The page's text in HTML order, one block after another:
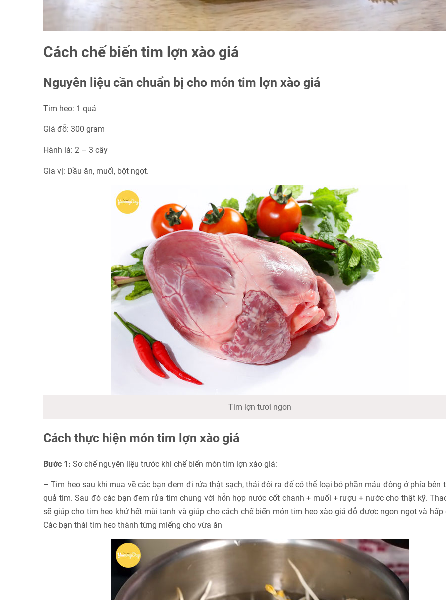
Cách chế biến tim lợn xào giá
Nguyên liệu cần chuẩn bị cho món tim lợn xào giá
Tim heo: 1 quả
Giá đỗ: 300 gram
Hành lá: 2 – 3 cây
Gia vị: Dầu ăn, muối, bột ngọt.
Tim lợn tươi ngon
Cách thực hiện món tim lợn xào giá
Bước 1: Sơ chế nguyên liệu trước khi chế biến món tim lợn xào giá:
– Tim heo sau khi mua về các bạn đem đi rửa thật sạch, thái đôi ra để có thể loại bỏ phần máu đông ở phía bên
quả tim. Sau đó các bạn đem rửa tim chung với hỗn hợp nước cốt chanh + muối + rượu + nước cho thật kỹ.
sẽ giúp cho tim heo khử hết mùi tanh và giúp cho cách chế biến món tim heo xào giá đỗ được ngon ngọt và hấp
Các bạn thái tim heo thành từng miếng cho vừa ăn.